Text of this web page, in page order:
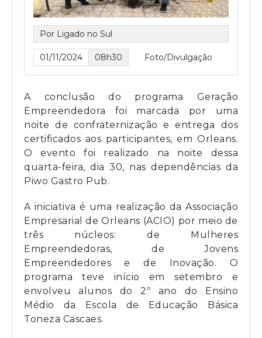
Por Ligado no Sul
01/11/2024 08h30 Foto/Divulgação
A conclusão do programa Geração
Empreendedora foi marcada por uma
noite de confraternização e entrega dos
certificados aos participantes, em Orleans.
O evento foi realizado na noite dessa
quarta-feira, dia 30, nas dependências da
Piwo Gastro Pub.
A iniciativa é uma realização da Associação
Empresarial de Orleans (ACIO) por meio de
três núcleos: de Mulheres
Empreendedoras, de Jovens
Empreendedores e de Inovação. O
programa teve início em setembro e
envolveu alunos do 2º ano do Ensino
Médio da Escola de Educação Básica
Toneza Cascaes.